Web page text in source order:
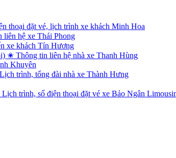
thoại đặt vé, lịch trình xe khách Minh Hoa
hệ xe Thái Phong
xe khách Tín Hương
✬ Thông tin liên hệ nhà xe Thanh Hùng
Khuyên
trình, tổng đài nhà xe Thành Hưng
trình, số điện thoại đặt vé xe Bảo Ngân